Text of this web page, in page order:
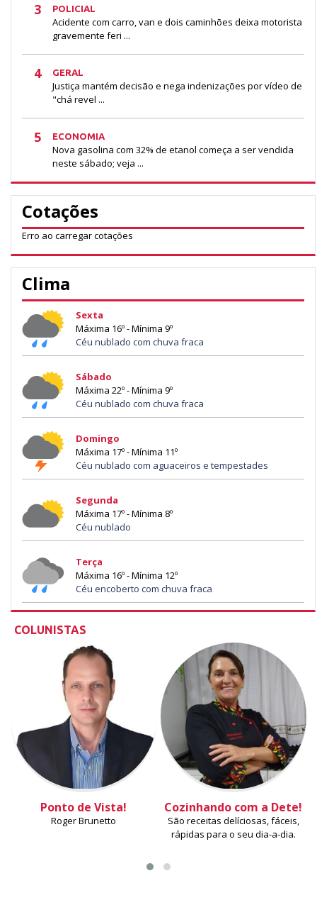
3 POLICIAL
Acidente com carro, van e dois caminhões deixa motorista
gravemente feri ...
4 GERAL
Justiça mantém decisão e nega indenizações por vídeo de
"chá revel ...
5 ECONOMIA
Nova gasolina com 32% de etanol começa a ser vendida
neste sábado; veja ...
Cotações
Erro ao carregar cotações
Clima
Sexta
Máxima 16º - Mínima 9º
Céu nublado com chuva fraca
Sábado
Máxima 22º - Mínima 9º
Céu nublado com chuva fraca
Domingo
Máxima 17º - Mínima 11º
Céu nublado com aguaceiros e tempestades
Segunda
Máxima 17º - Mínima 8º
Céu nublado
Terça
Máxima 16º - Mínima 12º
Céu encoberto com chuva fraca
COLUNISTAS
Ponto de Vista!
Roger Brunetto
Cozinhando com a Dete!
São receitas delíciosas, fáceis,
rápidas para o seu dia-a-dia.